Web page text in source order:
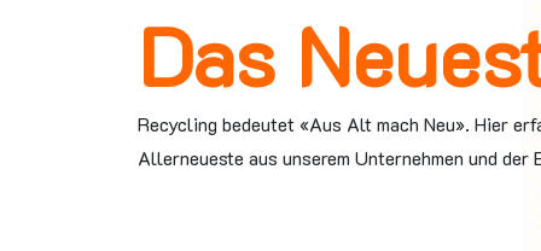
Das
Recycling bedeutet «Aus Alt mach Neu». Hier
Allerneueste aus unserem Unternehmen und der